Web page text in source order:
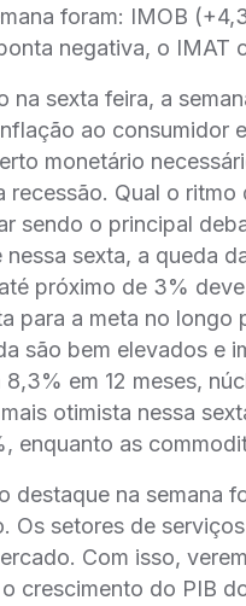
foram: IMOB
negativa, o IMAT
na sexta feira, a
ao consumidor
monetário
recessão. Qual o
sendo o principal
nessa sexta, a queda
próximo de 3%
para a meta no longo
são bem elevados e
8,3% em 12 meses,
mais otimista nessa
enquanto as
destaque na semana
Os setores de
Com isso,
crescimento do PIB